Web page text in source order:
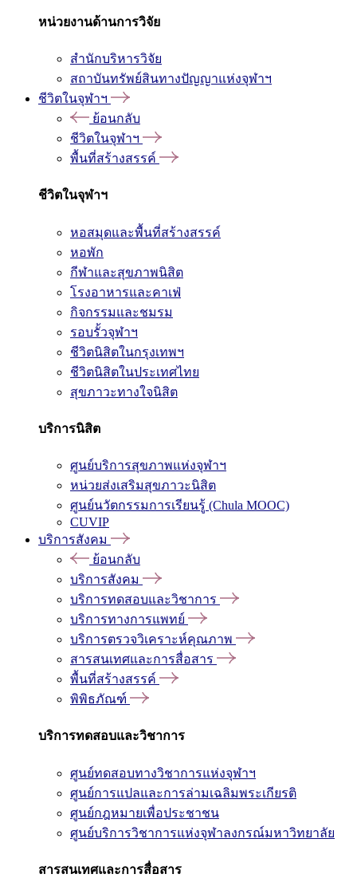
หน่วยงานด้านการวิจัย
สำนักบริหารวิจัย
สถาบันทรัพย์สินทางปัญญาแห่งจุฬาฯ
ชีวิตในจุฬาฯ
ย้อนกลับ
ชีวิตในจุฬาฯ
พื้นที่สร้างสรรค์
ชีวิตในจุฬาฯ
หอสมุดและพื้นที่สร้างสรรค์
หอพัก
กีฬาและสุขภาพนิสิต
โรงอาหารและคาเฟ่
กิจกรรมและชมรม
รอบรั้วจุฬาฯ
ชีวิตนิสิตในกรุงเทพฯ
ชีวิตนิสิตในประเทศไทย
สุขภาวะทางใจนิสิต
บริการนิสิต
ศูนย์บริการสุขภาพแห่งจุฬาฯ
หน่วยส่งเสริมสุขภาวะนิสิต
ศูนย์นวัตกรรมการเรียนรู้ (Chula MOOC)
CUVIP
บริการสังคม
ย้อนกลับ
บริการสังคม
บริการทดสอบและวิชาการ
บริการทางการแพทย์
บริการตรวจวิเคราะห์คุณภาพ
สารสนเทศและการสื่อสาร
พื้นที่สร้างสรรค์
พิพิธภัณฑ์
บริการทดสอบและวิชาการ
ศูนย์ทดสอบทางวิชาการแห่งจุฬาฯ
ศูนย์การแปลและการล่ามเฉลิมพระเกียรติ
ศูนย์กฎหมายเพื่อประชาชน
ศูนย์บริการวิชาการแห่งจุฬาลงกรณ์มหาวิทยาลัย
สารสนเทศและการสื่อสาร